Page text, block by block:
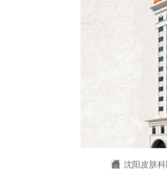
沈阳皮肤